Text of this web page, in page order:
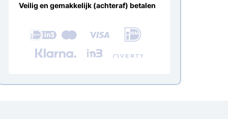
Veilig en gemakkelijk (achteraf) betalen